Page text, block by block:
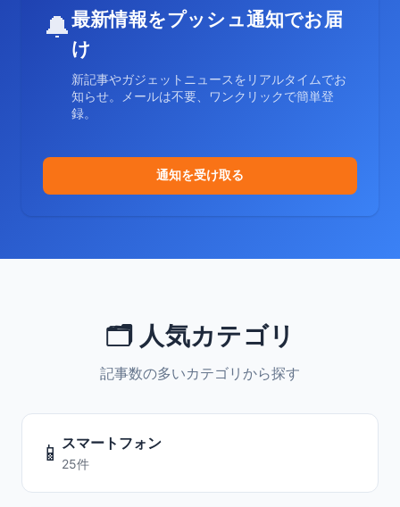
🔔最新情報をプッシュ通知でお届
け
新記事やガジェットニュースをリアルタイムでお
知らせ。メールは不要、ワンクリックで簡単登
録。
通知を受け取る
🗂️ 人気カテゴリ
記事数の多いカテゴリから探す
📱 スマートフォン
25件